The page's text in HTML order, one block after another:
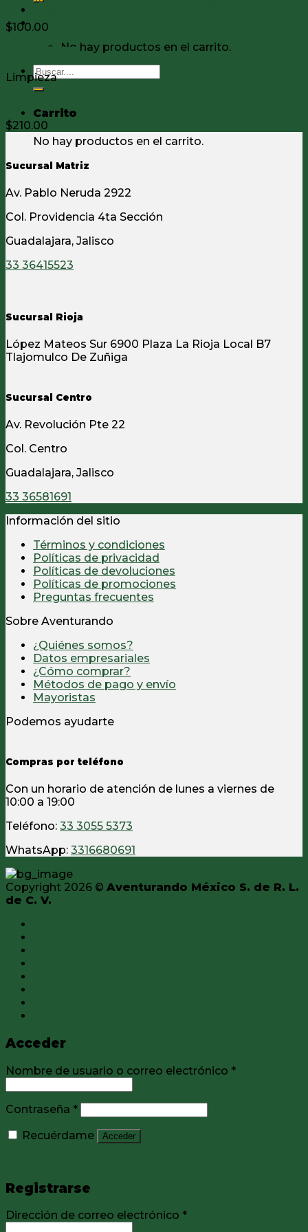
Carrito /
No hay productos en el carrito.
Buscar
por:
Carrito
No hay productos en el carrito.
FRANELA PARA LIMPIEZA CON CERA HOPPE’S
$100.00
Limpieza
$210.00
Sucursal Matriz
Av. Pablo Neruda 2922
Col. Providencia 4ta Sección
Guadalajara, Jalisco
33 36415523
Sucursal Rioja
López Mateos Sur 6900 Plaza La Rioja Local B7
Tlajomulco De Zuñiga
Sucursal Centro
Av. Revolución Pte 22
Col. Centro
Guadalajara, Jalisco
33 36581691
Información del sitio
Términos y condiciones
Políticas de privacidad
Políticas de devoluciones
Políticas de promociones
Preguntas frecuentes
Sobre Aventurando
¿Quiénes somos?
Datos empresariales
¿Cómo comprar?
Métodos de pago y envío
Mayoristas
Podemos ayudarte
Compras por teléfono
Con un horario de atención de lunes a viernes de
10:00 a 19:00
Teléfono: 33 3055 5373
WhatsApp: 3316680691
Copyright 2026 © Aventurando México S. de R. L.
de C. V.
Acceder
Nombre de usuario o correo electrónico *
Contraseña *
Recuérdame
Acceder
Registrarse
Dirección de correo electrónico *